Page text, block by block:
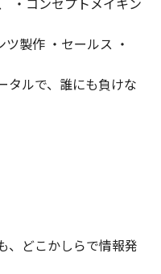
製作 ・セールス ・
タルで、誰にも負けな
、どこかしらで情報発